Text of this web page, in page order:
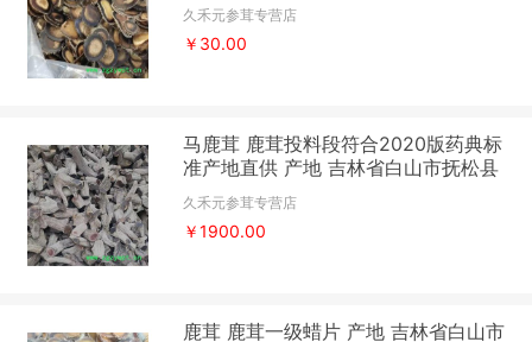
久禾元参茸专营店
￥30.00
马鹿茸 鹿茸投料段符合2020版药典标
准产地直供 产地 吉林省白山市抚松县
久禾元参茸专营店
￥1900.00
鹿茸 鹿茸一级蜡片 产地 吉林省白山市